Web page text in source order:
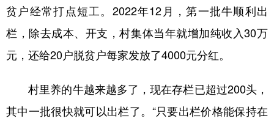
贫户经常打点短工。2022年12月，第一批牛顺利出
栏，除去成本、开支，村集体当年就增加纯收入30万
元，还给20户脱贫户每家发放了4000元分红。
村里养的牛越来越多了，现在存栏已超过200头，
其中一批很快就可以出栏了。“只要出栏价格能保持在